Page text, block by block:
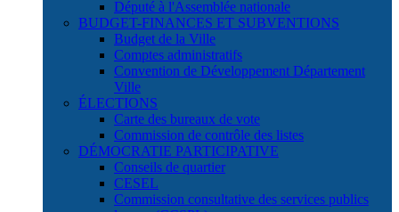
Député à l'Assemblée nationale
BUDGET-FINANCES ET SUBVENTIONS
Budget de la Ville
Comptes administratifs
Convention de Développement Département
Ville
ÉLECTIONS
Carte des bureaux de vote
Commission de contrôle des listes
DÉMOCRATIE PARTICIPATIVE
Conseils de quartier
CESEL
Commission consultative des services publics